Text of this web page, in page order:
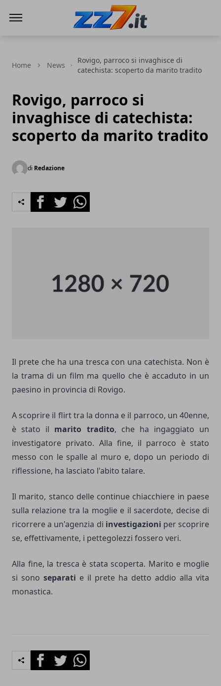
Home News
Rovigo, parroco si invaghisce di
catechista: scoperto da marito tradito
Rovigo, parroco si
invaghisce di catechista:
scoperto da marito tradito
di Redazione
FacebookTwitterWhatsapp
Il prete che ha una tresca con una catechista. Non è
la trama di un film ma quello che è accaduto in un
paesino in provincia di Rovigo.
A scoprire il flirt tra la donna e il parroco, un 40enne,
è stato il marito tradito, che ha ingaggiato un
investigatore privato. Alla fine, il parroco è stato
messo con le spalle al muro e, dopo un periodo di
riflessione, ha lasciato l'abito talare.
Il marito, stanco delle continue chiacchiere in paese
sulla relazione tra la moglie e il sacerdote, decise di
ricorrere a un'agenzia di investigazioni per scoprire
se, effettivamente, i pettegolezzi fossero veri.
Alla fine, la tresca è stata scoperta. Marito e moglie
si sono separati e il prete ha detto addio alla vita
monastica.
FacebookTwitterWhatsapp